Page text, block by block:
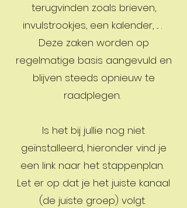
terugvinden zoals brieven,
invulstrookjes, een kalender, ... .
Deze zaken worden op
regelmatige basis aangevuld en
blijven steeds opnieuw te
raadplegen.
Is het bij jullie nog niet
geïnstalleerd, hieronder vind je
een link naar het stappenplan.
Let er op dat je het juiste kanaal
(de juiste groep) volgt.